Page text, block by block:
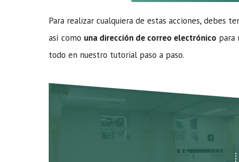
Para realizar cualquiera de estas acciones, debes
así como una dirección de correo electrónico para
todo en nuestro tutorial paso a paso.